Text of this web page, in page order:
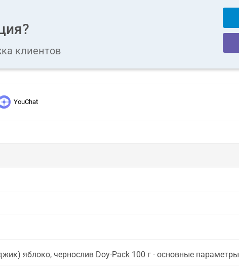
клиентов
YouChat
яблоко, чернослив Doy-Pack 100 г - основные параметры